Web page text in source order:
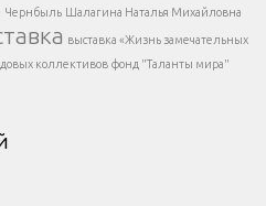
Чернбыль Шалагина Наталья Михайловна
выставка «Жизнь замечательных
коллективов фонд "Таланты мира"